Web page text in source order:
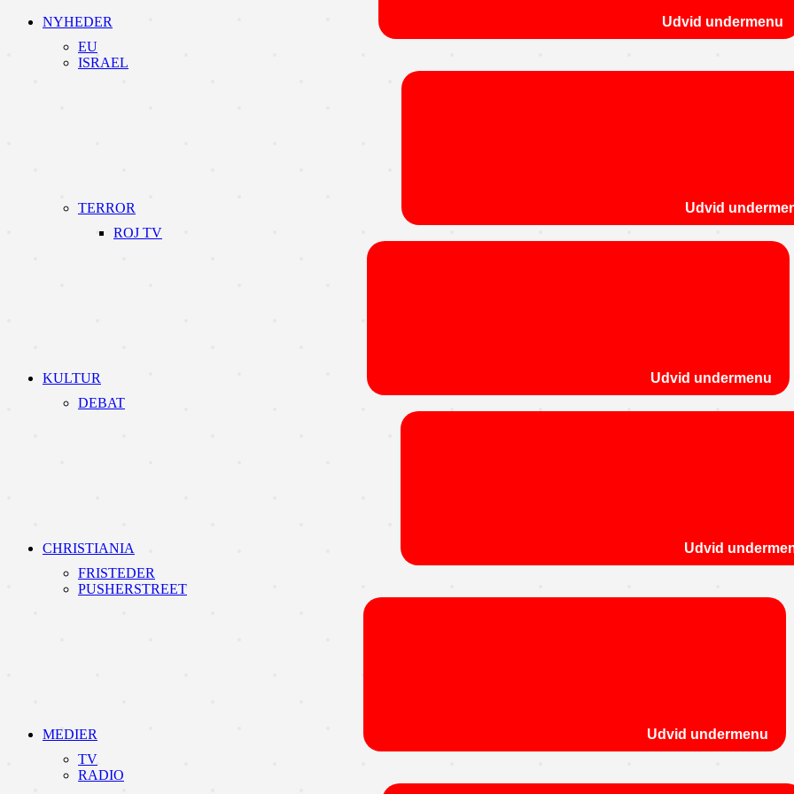
NYHEDER
Udvid undermenu
EU
ISRAEL
TERROR
Udvid
ROJ TV
KULTUR
Udvid undermenu
DEBAT
CHRISTIANIA
Udvid
FRISTEDER
PUSHERSTREET
MEDIER
Udvid undermenu
TV
RADIO